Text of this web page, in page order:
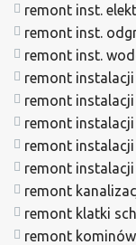
remont inst.
remont inst.
remont inst.
remont
remont
remont
remont
remont
remont
remont klatki
remont kominów